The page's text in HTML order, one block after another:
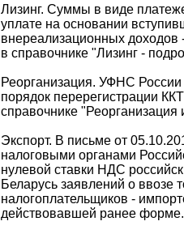
Лизинг. Суммы в виде
уплате на основании
внереализационных
в справочнике "Лизинг -
Реорганизация. УФНС
порядок перерегистрации
справочнике "Реорганизация
Экспорт. В письме от
налоговыми органами
нулевой ставки НДС
Беларусь заявлений о ввозе
налогоплательщиков -
действовавшей ранее форме.